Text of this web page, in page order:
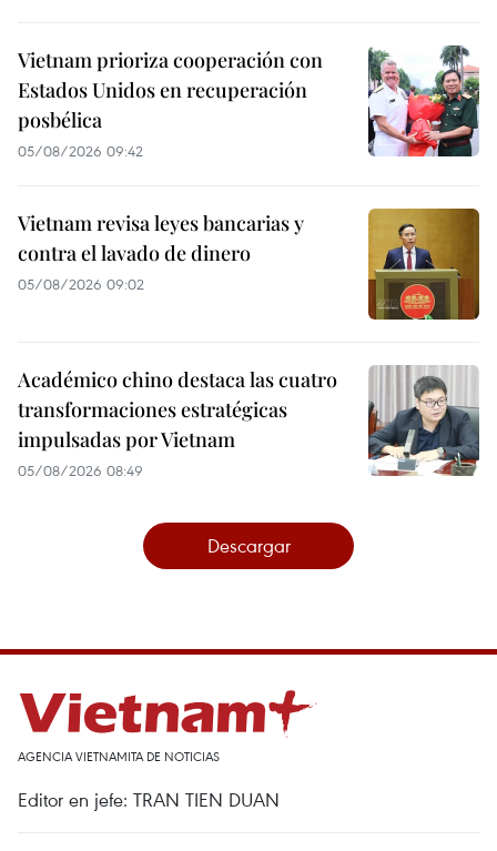
Vietnam prioriza cooperación con
Estados Unidos en recuperación
posbélica
05/08/2026 09:42
Vietnam revisa leyes bancarias y
contra el lavado de dinero
05/08/2026 09:02
Académico chino destaca las cuatro
transformaciones estratégicas
impulsadas por Vietnam
05/08/2026 08:49
Descargar
AGENCIA VIETNAMITA DE NOTICIAS
Editor en jefe: TRAN TIEN DUAN